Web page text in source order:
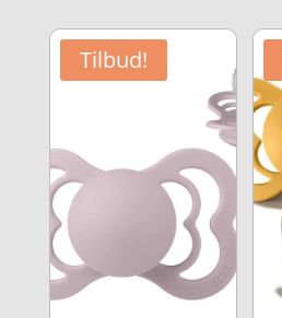
Tilbud!